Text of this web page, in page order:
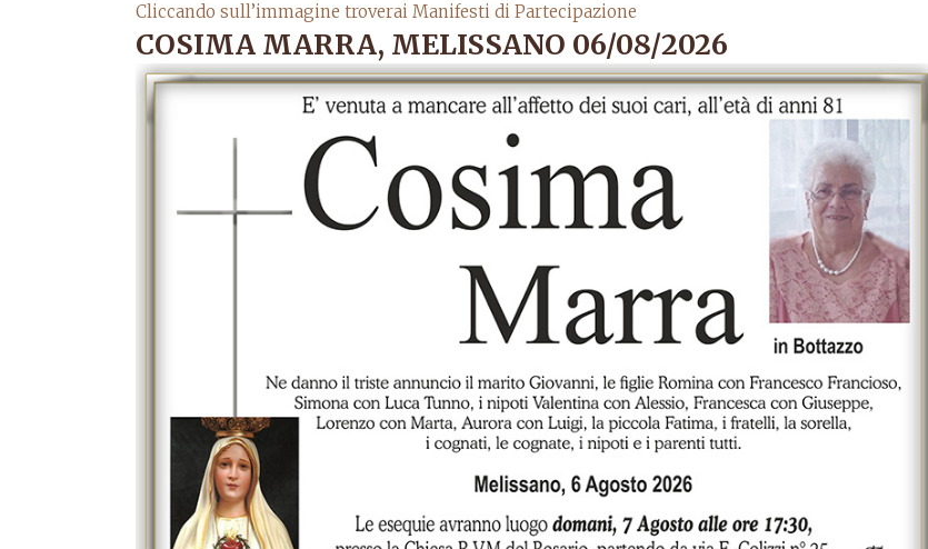
Cliccando sull’immagine troverai Manifesti di Partecipazione
COSIMA MARRA, MELISSANO 06/08/2026